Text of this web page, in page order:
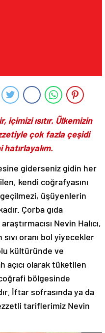
içimizi ısıtır. Ülkemizin
çok fazla çeşidi
giderseniz gidin her
kendi coğrafyasını
üşüyenlerin
Çorba gıda
Nevin Halıcı,
oranı bol yiyecekler
kültüründe ve
açıcı olarak tüketilen
bölgesinde
İftar sofrasında ya da
tariflerimiz Nevin